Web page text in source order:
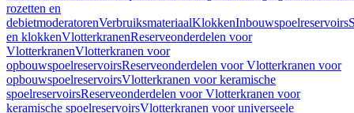
rozetten en
debietmoderatorenVerbruiksmateriaalKlokkenInbouwspoelreservoirs
en klokkenVlotterkranenReserveonderdelen voor
VlotterkranenVlotterkranen voor
opbouwspoelreservoirsReserveonderdelen voor Vlotterkranen voor
opbouwspoelreservoirsVlotterkranen voor keramische
spoelreservoirsReserveonderdelen voor Vlotterkranen voor
keramische spoelreservoirsVlotterkranen voor universeele